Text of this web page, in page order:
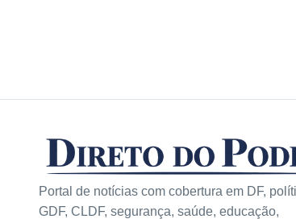
Portal de notícias com cobertura em DF,
GDF, CLDF, segurança, saúde, educação,